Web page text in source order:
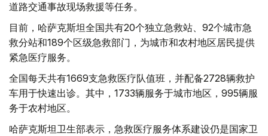
道路交通事故现场救援等任务。
目前，哈萨克斯坦全国共有20个独立急救站、92个城市急
救分站和189个区级急救部门，为城市和农村地区居民提供
紧急医疗服务。
全国每天共有1669支急救医疗队值班，并配备2728辆救护
车用于快速出诊。其中，1733辆服务于城市地区，995辆服
务于农村地区。
哈萨克斯坦卫生部表示，急救医疗服务体系建设仍是国家卫